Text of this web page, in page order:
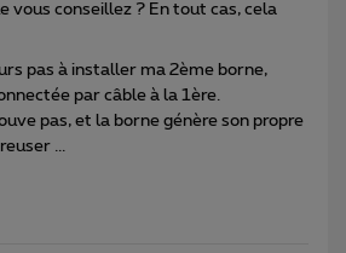
vous conseillez ? En tout cas, cela
pas à installer ma 2ème borne,
par câble à la 1ère.
pas, et la borne génère son propre
...